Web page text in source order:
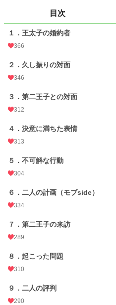
16,018 位 / 228,608 件
お気に入り
24h.ポイント 49 pt
文字数
更新日時 2025.09.27 22:00
初回公開日時
初回完結日時 2025.09.28 17:20
3,158 pt (11,801 位)
累計ポイント
目次
１．王太子の婚約者
366
２．久し振りの対面
346
３．第二王子との対面
312
４．決意に満ちた表情
313
５．不可解な行動
304
６．二人の計画（モブside）
334
７．第二王子の来訪
289
８．起こった問題
310
９．二人の評判
290